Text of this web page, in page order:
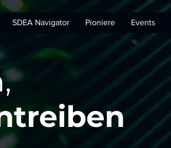
SDEA Navigator Pioniere Events